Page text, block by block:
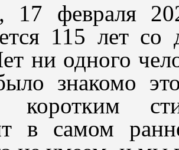
17 февраля
115 лет
ни одного
знакомо
коротким
в самом